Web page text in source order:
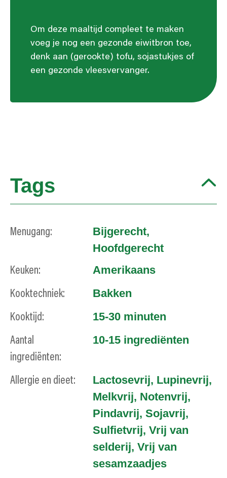
Om deze maaltijd compleet te maken
voeg je nog een gezonde eiwitbron toe,
denk aan (gerookte) tofu, sojastukjes of
een gezonde vleesvervanger.
Tags
Menugang: Bijgerecht,
Hoofdgerecht
Keuken: Amerikaans
Kooktechniek: Bakken
Kooktijd: 15-30 minuten
Aantal
ingrediënten:
10-15 ingrediënten
Allergie en dieet: Lactosevrij, Lupinevrij,
Melkvrij, Notenvrij,
Pindavrij, Sojavrij,
Sulfietvrij, Vrij van
selderij, Vrij van
sesamzaadjes